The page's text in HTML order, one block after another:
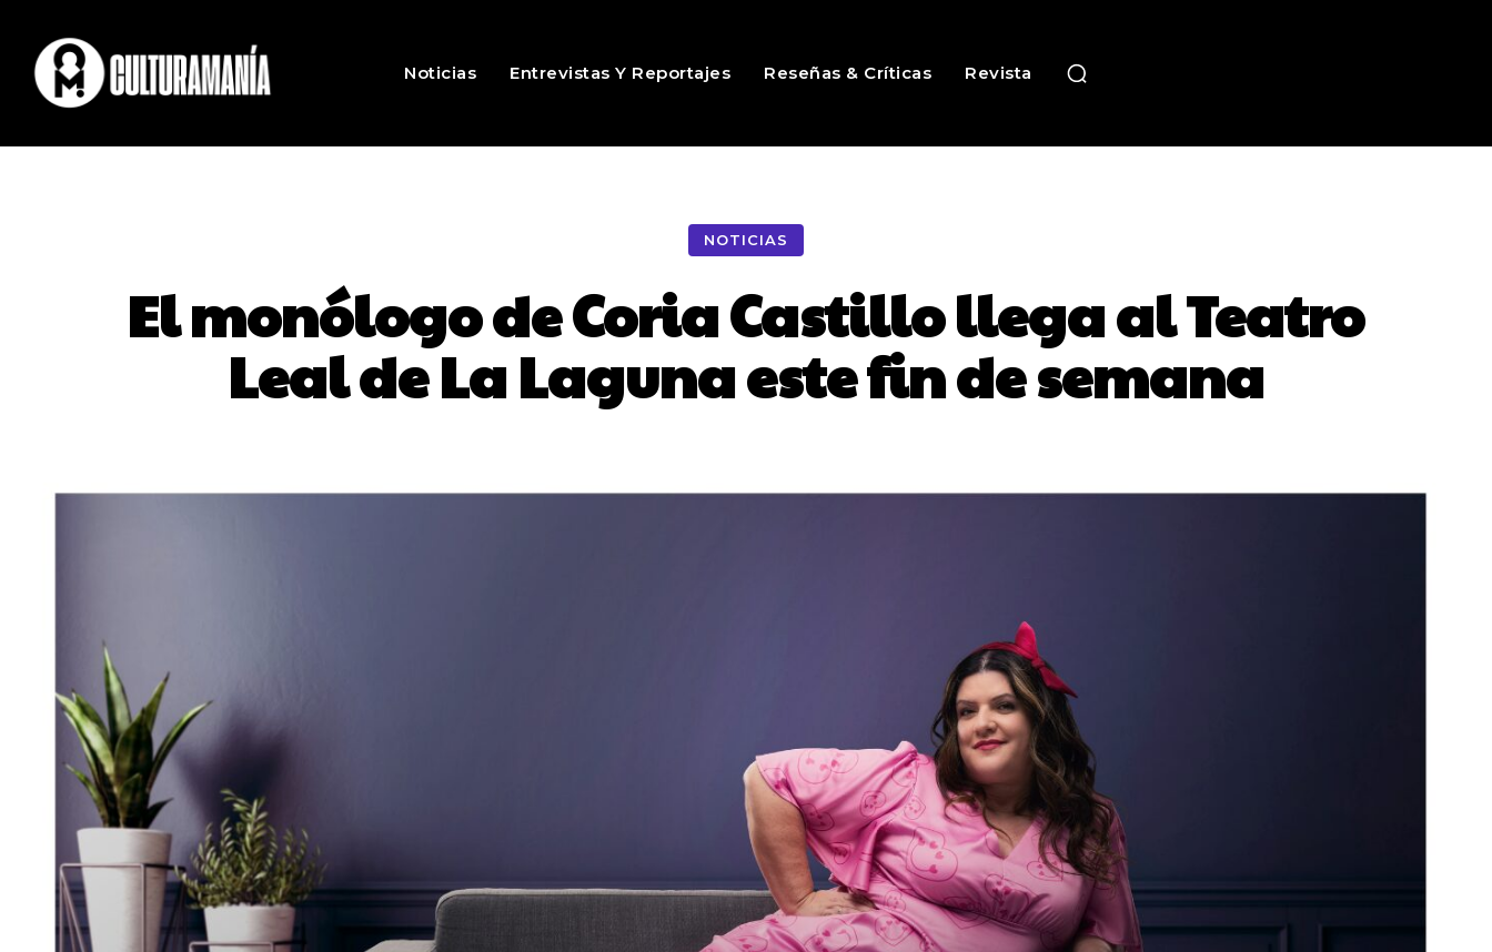
Noticias Entrevistas Y Reportajes Reseñas & Críticas Revista
NOTICIAS
El monólogo de Coria Castillo llega al Teatro
Leal de La Laguna este fin de semana